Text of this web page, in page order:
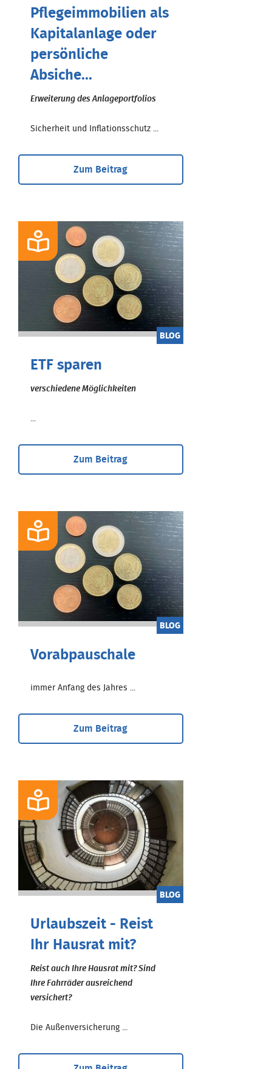
Pflegeimmobilien als
Kapitalanlage oder
persönliche
Absiche...
Erweiterung des Anlageportfolios
Sicherheit und Inflationsschutz ...
Zum Beitrag
BLOG
ETF sparen
verschiedene Möglichkeiten
Zum Beitrag
BLOG
Vorabpauschale
immer Anfang des Jahres ...
Zum Beitrag
BLOG
Urlaubszeit - Reist
Ihr Hausrat mit?
Reist auch Ihre Hausrat mit? Sind
Ihre Fahrräder ausreichend
versichert?
Die Außenversicherung ...